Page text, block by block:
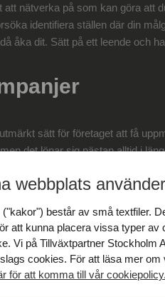
att nätverka på som kan göra att
identifiera ställen där din
åka dit. Sätt på ett leende och
sätt för företaget att få
det lönar sig nästan alltid i
kampanjer:
Erbjud nedsatt pris för nya
att få personer att testa företagets
webbplats
består av små textfiler.
att kunna placera vissa typer av
Vi på Tillväxtpartner Stockholm
cookies. För att läsa mer
för att komma till vår cookiepolicy.